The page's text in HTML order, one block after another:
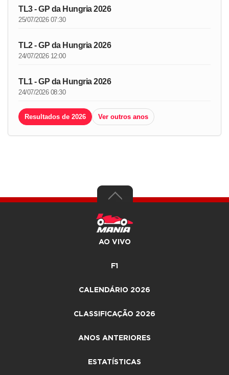
TL3 - GP da Hungria 2026
25/07/2026 07:30
TL2 - GP da Hungria 2026
24/07/2026 12:00
TL1 - GP da Hungria 2026
24/07/2026 08:30
Resultados de 2026 Ver outros anos
AO VIVO
F1
CALENDÁRIO 2026
CLASSIFICAÇÃO 2026
ANOS ANTERIORES
ESTATÍSTICAS